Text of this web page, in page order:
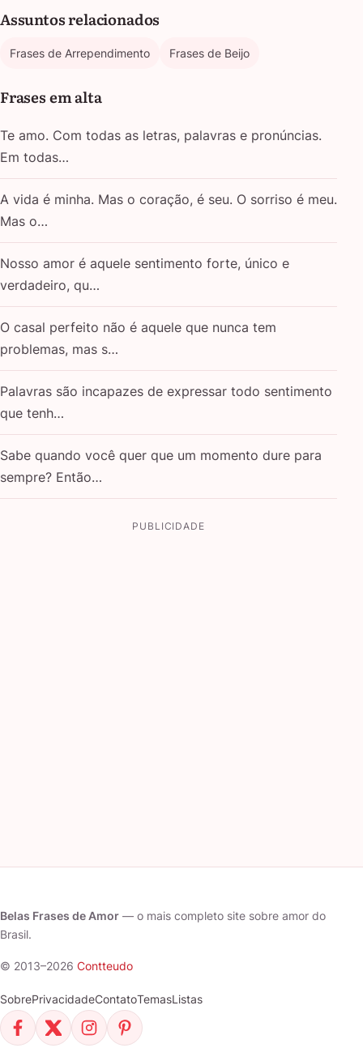
Assuntos relacionados
Frases de Arrependimento Frases de Beijo
Frases em alta
Te amo. Com todas as letras, palavras e pronúncias.
Em todas…
A vida é minha. Mas o coração, é seu. O sorriso é meu.
Mas o…
Nosso amor é aquele sentimento forte, único e
verdadeiro, qu…
O casal perfeito não é aquele que nunca tem
problemas, mas s…
Palavras são incapazes de expressar todo sentimento
que tenh…
Sabe quando você quer que um momento dure para
sempre? Então…
PUBLICIDADE
Belas Frases de Amor — o mais completo site sobre amor do
Brasil.
© 2013–2026 Contteudo
SobrePrivacidadeContatoTemasListas